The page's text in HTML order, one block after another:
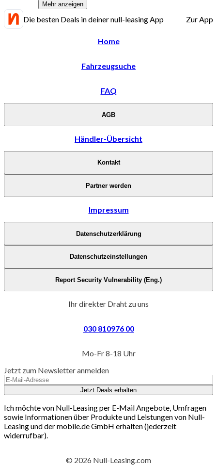
Mehr anzeigen
Die besten Deals in deiner null-leasing App Zur App
Home
Fahrzeugsuche
FAQ
AGB
Händler-Übersicht
Kontakt
Partner werden
Impressum
Datenschutzerklärung
Datenschutzeinstellungen
Report Security Vulnerability (Eng.)
Ihr direkter Draht zu uns
030 810976 00
Mo-Fr 8-18 Uhr
Jetzt zum Newsletter anmelden
Jetzt Deals erhalten
Ich möchte von Null-Leasing per E-Mail Angebote, Umfragen
sowie Informationen über Produkte und Leistungen von Null-
Leasing und der mobile.de GmbH erhalten (jederzeit
widerrufbar).
© 2026 Null-Leasing.com